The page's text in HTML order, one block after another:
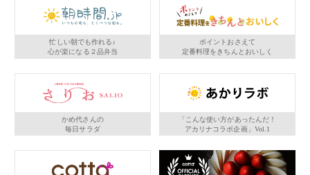
忙しい朝でも作れる♪
心が楽になる２品弁当
ポイントおさえて
定番料理をきちんとおいしく
かめ代さんの
毎日サラダ
「こんな使い方があったんだ！
アカリナコラボ企画」Vol.1